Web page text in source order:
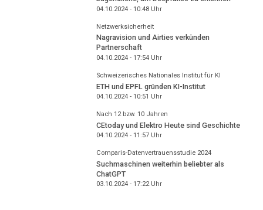
04.10.2024 - 10:48Uhr
Netzwerksicherheit
Nagravision und Airties verkünden
Partnerschaft
04.10.2024 - 17:54Uhr
Schweizerisches Nationales Institut für KI
ETH und EPFL gründen KI-Institut
04.10.2024 - 10:51 Uhr
Nach 12 bzw. 10 Jahren
CEtoday und Elektro Heute sind Geschichte
04.10.2024 - 11:57Uhr
Comparis-Datenvertrauensstudie 2024
Suchmaschinen weiterhin beliebter als
ChatGPT
03.10.2024 - 17:22Uhr